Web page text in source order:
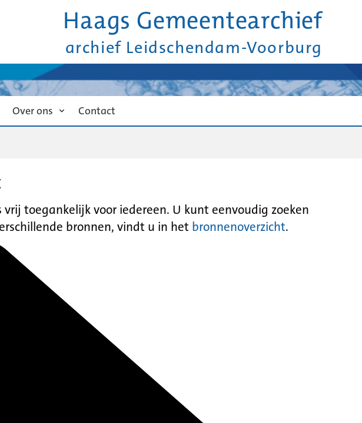
Haags Gemeentearchief
archief Leidschendam-Voorburg
Over ons Contact
toegankelijk voor iedereen. U kunt eenvoudig zoeken
bronnen, vindt u in het bronnenoverzicht.